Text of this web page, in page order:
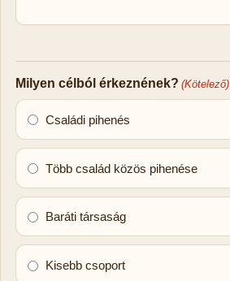
Milyen célból érkeznének? (Kötelező)
Családi pihenés
Több család közös pihenése
Baráti társaság
Kisebb csoport